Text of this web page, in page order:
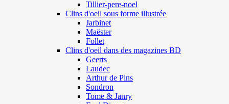
Tillier-pere-noel
Clins d'oeil sous forme illustrée
Jarbinet
Maëster
Follet
Clins d'oeil dans des magazines BD
Geerts
Laudec
Arthur de Pins
Sondron
Tome & Janry